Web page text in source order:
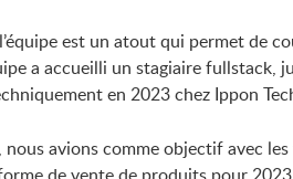
est un atout qui permet de
a accueilli un stagiaire fullstack,
en 2023 chez Ippon
avions comme objectif avec